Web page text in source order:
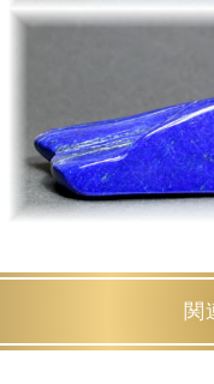
関